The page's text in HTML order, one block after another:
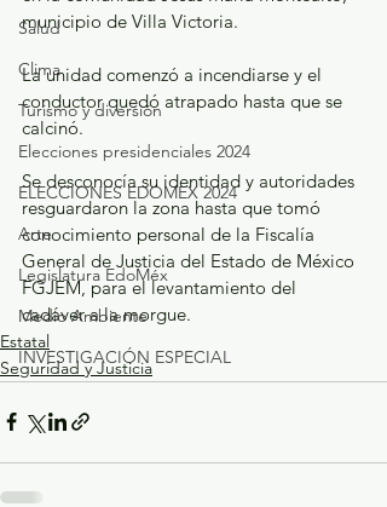
Salud
Clima
Turismo y diversión
Elecciones presidenciales 2024
ELECCIONES EDOMEX 2024
Arte
Legislatura EdoMéx
Medio Ambiente
INVESTIGACIÓN ESPECIAL
municipio de Villa Victoria.
La unidad comenzó a incendiarse y el
conductor quedó atrapado hasta que se
calcinó.
Se desconocía su identidad y autoridades
resguardaron la zona hasta que tomó
conocimiento personal de la Fiscalía
General de Justicia del Estado de México
FGJEM, para el levantamiento del
cadáver a la morgue.
Estatal
Seguridad y Justicia